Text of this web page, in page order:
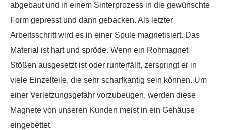
abgebaut und in einem Sinterprozess in die gewünschte
Form gepresst und dann gebacken. Als letzter
Arbeitsschritt wird es in einer Spule magnetisiert. Das
Material ist hart und spröde. Wenn ein Rohmagnet
Stößen ausgesetzt ist oder runterfällt, zerspringt er in
viele Einzelteile, die sehr scharfkantig sein können. Um
einer Verletzungsgefahr vorzubeugen, werden diese
Magnete von unseren Kunden meist in ein Gehäuse
eingebettet.